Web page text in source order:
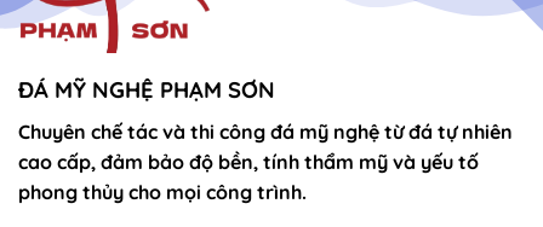
ĐÁ MỸ NGHỆ PHẠM SƠN
Chuyên chế tác và thi công đá mỹ nghệ từ đá tự nhiên
cao cấp, đảm bảo độ bền, tính thẩm mỹ và yếu tố
phong thủy cho mọi công trình.